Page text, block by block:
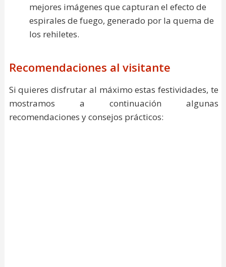
mejores imágenes que capturan el efecto de
espirales de fuego, generado por la quema de
los rehiletes.
Recomendaciones al visitante
Si quieres disfrutar al máximo estas festividades, te
mostramos a continuación algunas
recomendaciones y consejos prácticos: